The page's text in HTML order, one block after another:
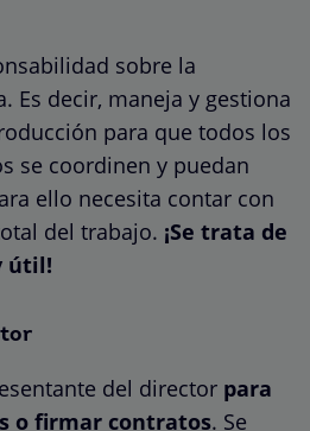
sobre la
Es decir, maneja y gestiona
para que todos los
se coordinen y puedan
ello necesita contar con
del trabajo. ¡Se trata de
útil!
del director para
o firmar contratos. Se